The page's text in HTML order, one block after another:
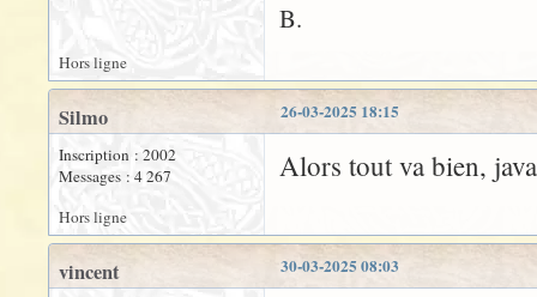
B.
Hors ligne
26-03-2025 18:15
Silmo
Inscription : 2002
Messages : 4 267
Alors tout va bien,
Hors ligne
30-03-2025 08:03
vincent